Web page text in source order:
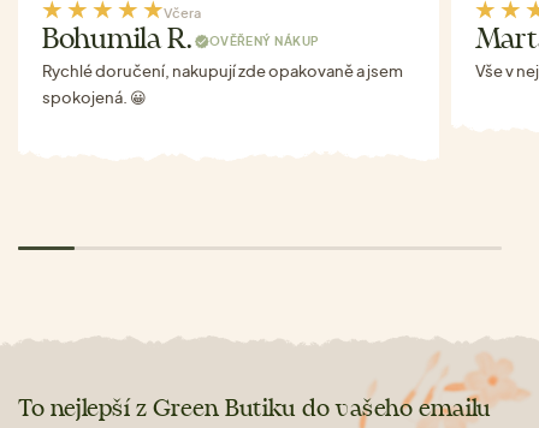
Včera
Bohumila R. OVĚŘENÝ NÁKUP
Rychlé doručení, nakupují zde opakovaně a jsem
spokojená. 😀
Vše v
To nejlepší z Green Butiku do vašeho emailu